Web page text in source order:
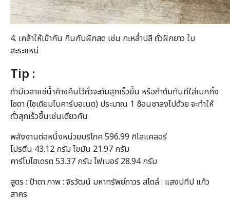
4. เคล้าให้เข้ากัน กินกับผักสด เช่น กะหล่ำปลี ถั่วฝักยาว ใบ
สะระแหน่
Tip :
ถ้ามีเวลาแช่น้ำค้างคืนไว้ถั่วจะต้มสุกเร็วขึ้น หรือถ้าต้มทันทีใส่เบกกิ้ง
โซดา (โซเดียมไบคาร์บอเนต) ประมาณ 1 ช้อนชาลงไปด้วย จะทำให้
ถั่วสุกเร็วขึ้นเช่นเดียวกัน
พลังงานต่อหนึ่งหน่วยบริโภค 596.99 กิโลแคลอรี
โปรตีน 43.12 กรัม ไขมัน 21.97 กรัม
คาร์โบไฮเดรต 53.37 กรัม ไฟเบอร์ 28.94 กรัม
สูตร : ป้าตา ภาพ : จิรวัฒน์ มหาทรัพย์ถาวร สไตล์ : แสงปทีป แก้ว
สาคร